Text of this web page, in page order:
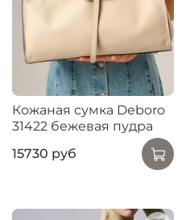
Кожаная сумка Deboro
31422 бежевая пудра
15730 руб